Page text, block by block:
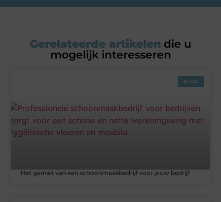
Gerelateerde artikelen die u
mogelijk interesseren
BLOG
Het gemak van een schoonmaakbedrijf voor jouw bedrijf